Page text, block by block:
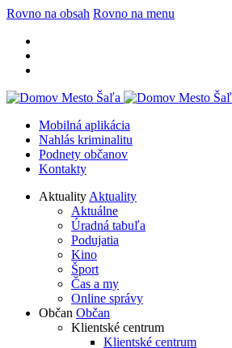
Rovno na obsah Rovno na menu
Mobilná aplikácia
Nahlás kriminalitu
Podnety občanov
Kontakty
Aktuality Aktuality
Aktuálne
Úradná tabuľa
Podujatia
Kino
Šport
Čas a my
Online správy
Občan Občan
Klientské centrum
Klientské centrum